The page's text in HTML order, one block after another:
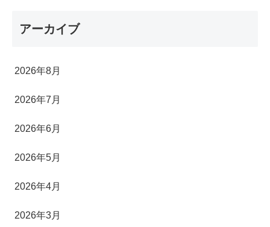
アーカイブ
2026年8月
2026年7月
2026年6月
2026年5月
2026年4月
2026年3月